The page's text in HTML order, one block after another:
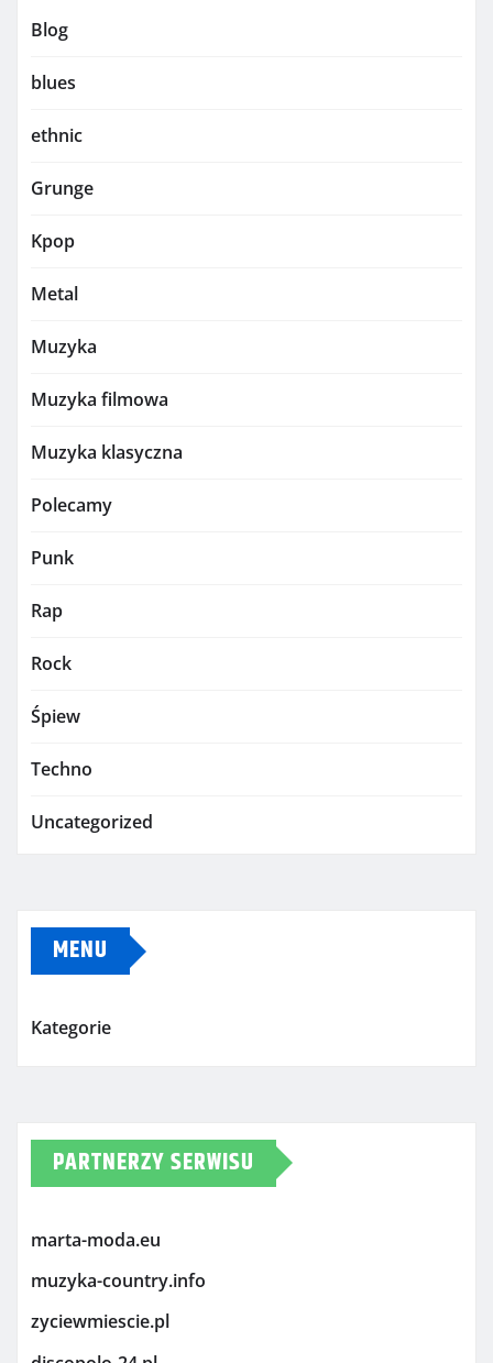
Blog
blues
ethnic
Grunge
Kpop
Metal
Muzyka
Muzyka filmowa
Muzyka klasyczna
Polecamy
Punk
Rap
Rock
Śpiew
Techno
Uncategorized
MENU
Kategorie
PARTNERZY SERWISU
marta-moda.eu
muzyka-country.info
zyciewmiescie.pl